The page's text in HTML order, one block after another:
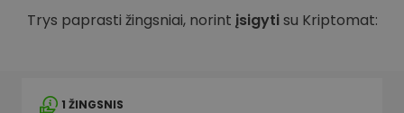
Trys paprasti žingsniai, norint įsigytisu Kriptomat:
1 ŽINGSNIS